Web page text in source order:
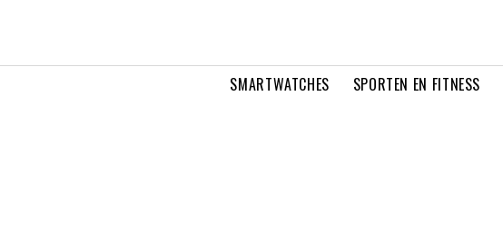
SMARTWATCHES SPORTEN EN FITNESS